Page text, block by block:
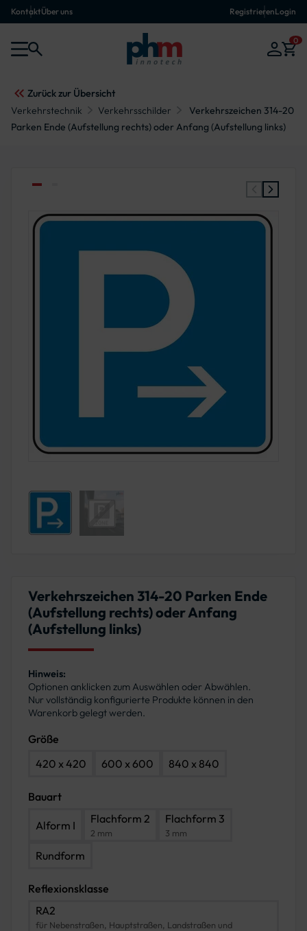
KontaktÜber uns RegistrierenLogin
0
Zurück zur Übersicht
Verkehrstechnik
Verkehrsschilder
Verkehrszeichen 314-20
Parken Ende (Aufstellung rechts) oder Anfang (Aufstellung links)
Verkehrszeichen 314-20 Parken Ende
(Aufstellung rechts) oder Anfang
(Aufstellung links)
Hinweis:
Optionen anklicken zum Auswählen oder Abwählen.
Nur vollständig konfigurierte Produkte können in den
Warenkorb gelegt werden.
Größe
420 x 420
600 x 600 840 x 840
Bauart
Alform I Flachform 2
2 mm
Flachform 3
3 mm
Rundform
Reflexionsklasse
RA2
für Nebenstraßen, Hauptstraßen, Landstraßen und